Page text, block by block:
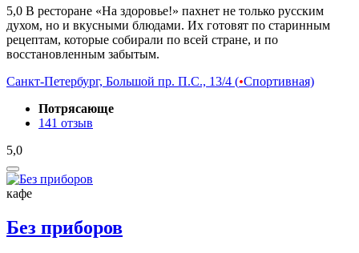
5,0 В ресторане «На здоровье!» пахнет не только русским
духом, но и вкусными блюдами. Их готовят по старинным
рецептам, которые собирали по всей стране, и по
восстановленным забытым.
Санкт-Петербург, Большой пр. П.С., 13/4 (•Спортивная)
Потрясающе
141 отзыв
5,0
кафе
Без приборов